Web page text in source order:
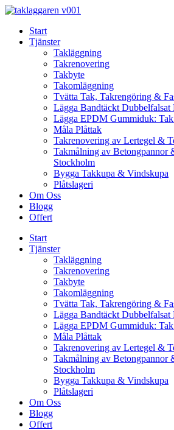
Skip
contentStart
Tjänster
Takläggning
Takrenovering
Takbyte
Takomläggning
Tvätta Tak, Takrengöring &
Lägga Bandtäckt Dubbelfalsat
Lägga EPDM Gummiduk:
Måla Plåttak
Takrenovering av Lertegel &
Takmålning av Betongpannor
Stockholm
Bygga Takkupa & Vindskupa
Plåtslageri
Om Oss
Blogg
Offert
Start
Tjänster
Takläggning
Takrenovering
Takbyte
Takomläggning
Tvätta Tak, Takrengöring &
Lägga Bandtäckt Dubbelfalsat
Lägga EPDM Gummiduk:
Måla Plåttak
Takrenovering av Lertegel &
Takmålning av Betongpannor
Stockholm
Bygga Takkupa & Vindskupa
Plåtslageri
Om Oss
Blogg
Offert